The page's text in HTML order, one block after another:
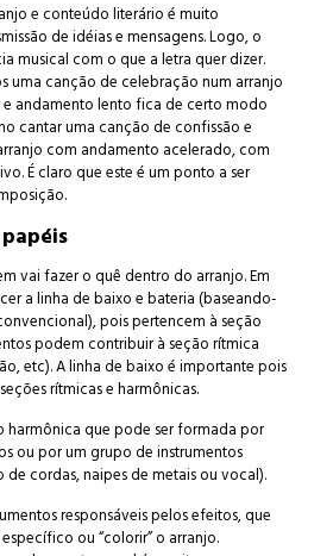
e conteúdo literário é muito
de idéias e mensagens. Logo, o
musical com o que a letra quer dizer.
uma canção de celebração num arranjo
andamento lento fica de certo modo
cantar uma canção de confissão e
com andamento acelerado, com
É claro que este é um ponto a ser
vai fazer o quê dentro do arranjo. Em
a linha de baixo e bateria (baseando-
pois pertencem à seção
podem contribuir à seção rítmica
etc). A linha de baixo é importante pois
rítmicas e harmônicas.
harmônica que pode ser formada por
ou por um grupo de instrumentos
cordas, naipes de metais ou vocal).
responsáveis pelos efeitos, que
ou “colorir” o arranjo.